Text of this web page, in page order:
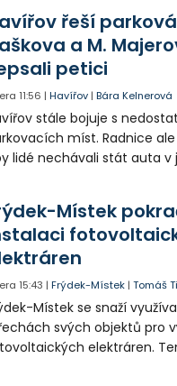
certifikáty o
dárky.
řeší
a M.
petici
11:56 |Havířov |Bára Kelnerová
stále bojuje s
míst. Radnice
lidé nechávali stát auta v
někteří obyvatelé rozhodli
Místek
15:43 |Frýdek-Místek |Tomáš
Místek se snaží
svých objektů pro
elektráren.